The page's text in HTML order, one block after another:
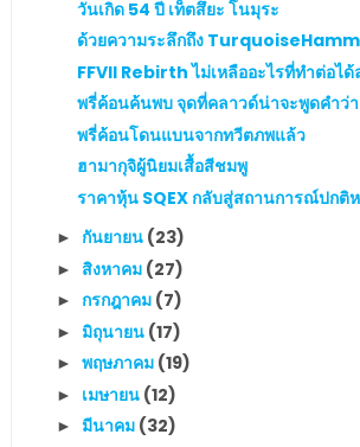
วันเกิด 54 ปี เท็ตสึยะ โนมุระ
ด้วยความระลึกถึง
FFVII Rebirth ไม่เหลืออะไรที่ทำต่อได้
พรี่ค้อนค้นพบ จุดที่คลาวด์น่าจะพูดคำว่
พรี่ค้อนโดนแบนจากทวีตภพแล้ว
ฮามากุจิผู้นิยมเสื้อสีชมพู
ราคาหุ้น SQEX กลับสู่สถานการณ์ปกติ
► กันยายน (23)
► สิงหาคม (27)
► กรกฎาคม (7)
► มิถุนายน (17)
► พฤษภาคม (19)
► เมษายน (12)
► มีนาคม (32)